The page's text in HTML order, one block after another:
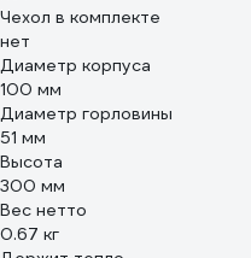
Чехол в комплекте
нет
Диаметр корпуса
100 мм
Диаметр горловины
51 мм
Высота
300 мм
Вес нетто
0.67 кг